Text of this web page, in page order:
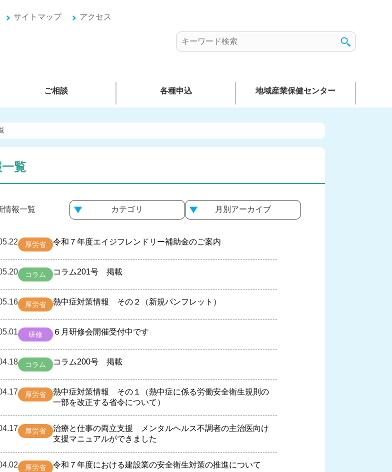
サイトマップ アクセス
ご相談 各種申込 地域産業保健センター
覧
情報一覧 カテゴリ 月別 アーカイブ
厚労省 令和７年度エイジフレンドリー補助金のご案内
コラム コラム201号 掲載
厚労省 熱中症対策情報 その２（新規パンフレット）
研修 ６月研修会開催受付中です
コラム コラム200号 掲載
厚労省
熱中症対策情報 その１（熱中症に係る労働安全衛生規則の
一部を改正する省令について）
厚労省
治療と仕事の両立支援 メンタルヘルス不調者の主治医向け
支援マニュアルができました
厚労省 令和７年度における建設業の安全衛生対策の推進について